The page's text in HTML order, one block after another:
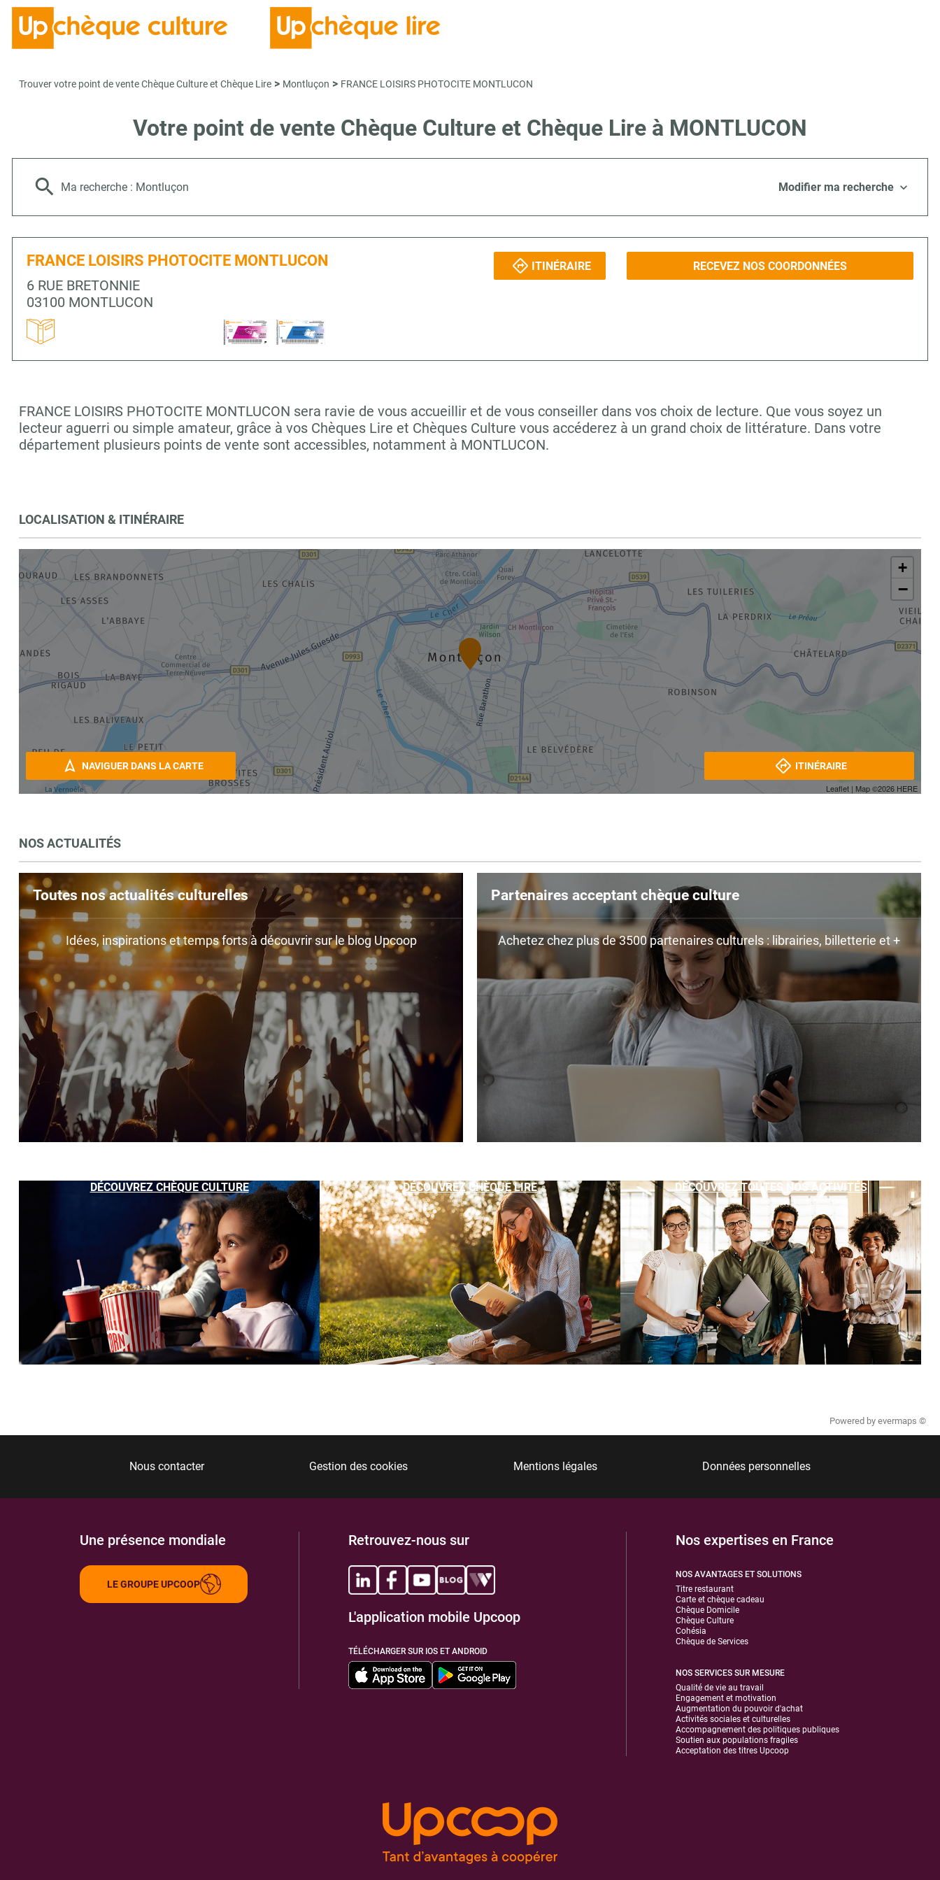
Trouver votre point de vente Chèque Culture et Chèque Lire > Montluçon > FRANCE LOISIRS PHOTOCITE MONTLUCON
Votre point de vente Chèque Culture et Chèque Lire à MONTLUCON
Ma recherche : Montluçon Modifier ma recherche
FRANCE LOISIRS PHOTOCITE MONTLUCON
6 RUE BRETONNIE
03100 MONTLUCON
ITINÉRAIRE RECEVEZ NOS COORDONNÉES
FRANCE LOISIRS PHOTOCITE MONTLUCON sera ravie de vous accueillir et de vous conseiller dans vos choix de lecture. Que vous soyez un
lecteur aguerri ou simple amateur, grâce à vos Chèques Lire et Chèques Culture vous accéderez à un grand choix de littérature. Dans votre
département plusieurs points de vente sont accessibles, notamment à MONTLUCON.
LOCALISATION & ITINÉRAIRE
+
−
Leaflet | Map ©2026 HERE
NAVIGUER DANS LA CARTE ITINÉRAIRE
NOS ACTUALITÉS
Toutes nos actualités culturelles
Idées, inspirations et temps forts à découvrir sur le blog Upcoop
Partenaires acceptant chèque culture
Achetez chez plus de 3500 partenaires culturels : librairies, billetterie et +
DÉCOUVREZ CHÈQUE CULTURE DÉCOUVREZ CHÈQUE LIRE DÉCOUVREZ TOUTES NOS ACTIVITÉS
Powered by evermaps ©
Nous contacter Gestion des cookies Mentions légales Données personnelles
Une présence mondiale
LE GROUPE UPCOOP
Retrouvez-nous sur
L'application mobile Upcoop
TÉLÉCHARGER SUR IOS ET ANDROID
Nos expertises en France
NOS AVANTAGES ET SOLUTIONS
Titre restaurant
Carte et chèque cadeau
Chèque Domicile
Chèque Culture
Cohésia
Chèque de Services
NOS SERVICES SUR MESURE
Qualité de vie au travail
Engagement et motivation
Augmentation du pouvoir d'achat
Activités sociales et culturelles
Accompagnement des politiques publiques
Soutien aux populations fragiles
Acceptation des titres Upcoop